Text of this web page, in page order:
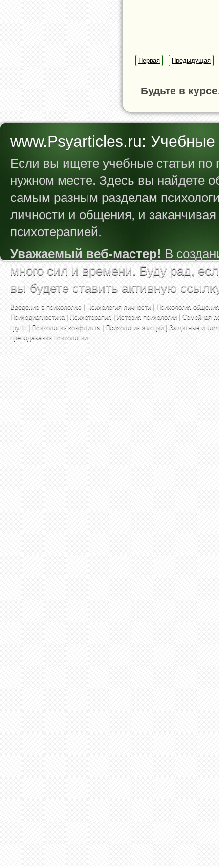
Первая Предыдущая
Будьте в
www.Psyarticles.ru: Учебные
Если вы ищете учебные статьи по
нужном месте. Здесь вы найдете
самым разным разделам
личности и общения, и
психотерапией.
Уважаемый веб-мастер! В
много сил и времени. Буду рад,
вы будете ставить активную
Введение в психологию | Психология личности | Психология общения
Психодиагностика | Психотерапия | История психологии | Семейная
групп | Психология конфликта | Психология эмоций | Защитные и
преподавания психологии